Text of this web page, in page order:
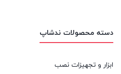
دسته محصولات ندشاپ
ابزار و تجهیزات نصب